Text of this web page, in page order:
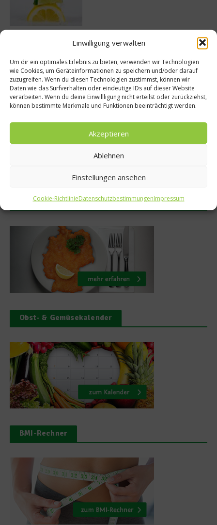
Einwilligung verwalten
Um dir ein optimales Erlebnis zu bieten, verwenden wir Technologien
wie Cookies, um Geräteinformationen zu speichern und/oder darauf
zuzugreifen. Wenn du diesen Technologien zustimmst, können wir
Daten wie das Surfverhalten oder eindeutige IDs auf dieser Website
verarbeiten. Wenn du deine Einwillligung nicht erteilst oder zurückziehst,
können bestimmte Merkmale und Funktionen beeinträchtigt werden.
Akzeptieren
Ablehnen
Einstellungen ansehen
Cookie-RichtlinieDatenschutzbestimmungenImpressum
Bio-
Kochbücher
Was isst Deutschland
Obst- & Gemüsekalender
BMI-Rechner